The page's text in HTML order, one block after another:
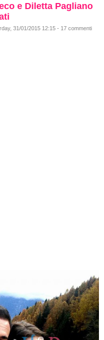
e Diletta Pagliano
31/01/2015 12:15 - 17 commenti